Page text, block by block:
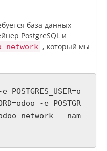
база данных
PostgreSQL и
network , который мы
-e POSTGR
network --nam